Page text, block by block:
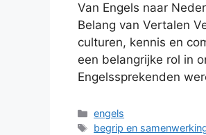
Van Engels naar
Belang van Vertalen
culturen, kennis en
een belangrijke rol in
Engelssprekenden
Categorieën
engels
Tags
begrip en